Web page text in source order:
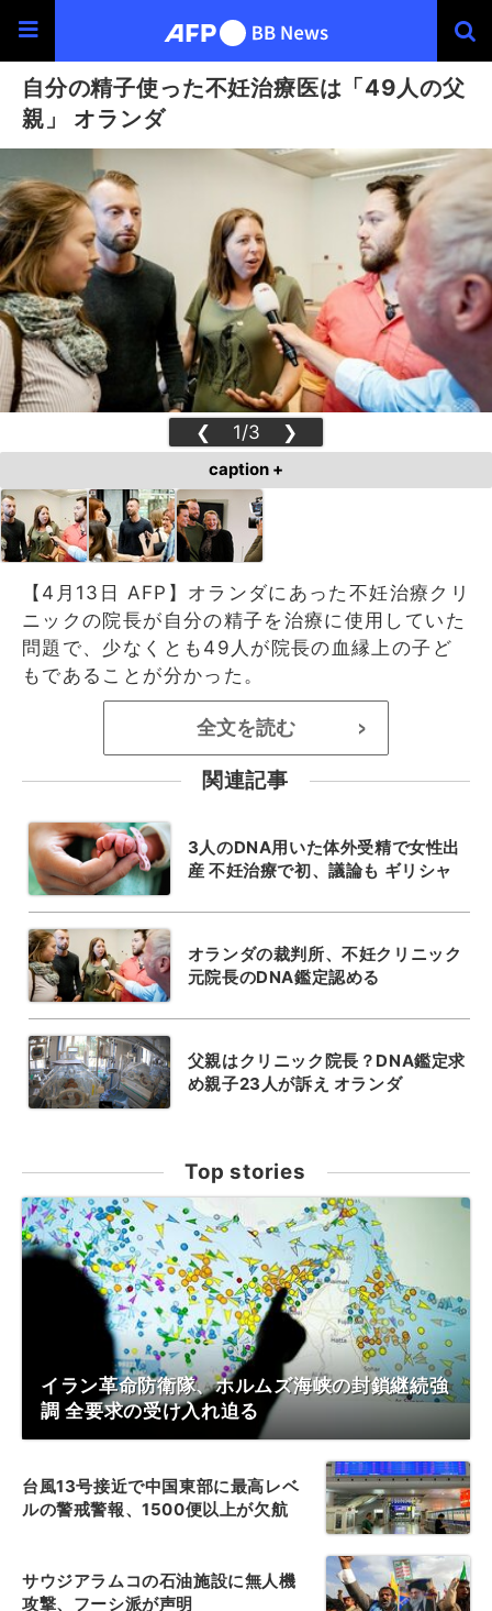
自分の精子使った不妊治療医は「49人の父
親」 オランダ
❮ 1/3 ❯
caption +
【4月13日 AFP】オランダにあった不妊治療クリ
ニックの院長が自分の精子を治療に使用していた
問題で、少なくとも49人が院長の血縁上の子ど
もであることが分かった。
全文を読む >
関連記事
3人のDNA用いた体外受精で女性出
産 不妊治療で初、議論も ギリシャ
オランダの裁判所、不妊クリニック
元院長のDNA鑑定認める
父親はクリニック院長？DNA鑑定求
め親子23人が訴え オランダ
Top stories
イラン革命防衛隊、ホルムズ海峡の封鎖継続強
調 全要求の受け入れ迫る
台風13号接近で中国東部に最高レベ
ルの警戒警報、1500便以上が欠航
サウジアラムコの石油施設に無人機
攻撃、フーシ派が声明